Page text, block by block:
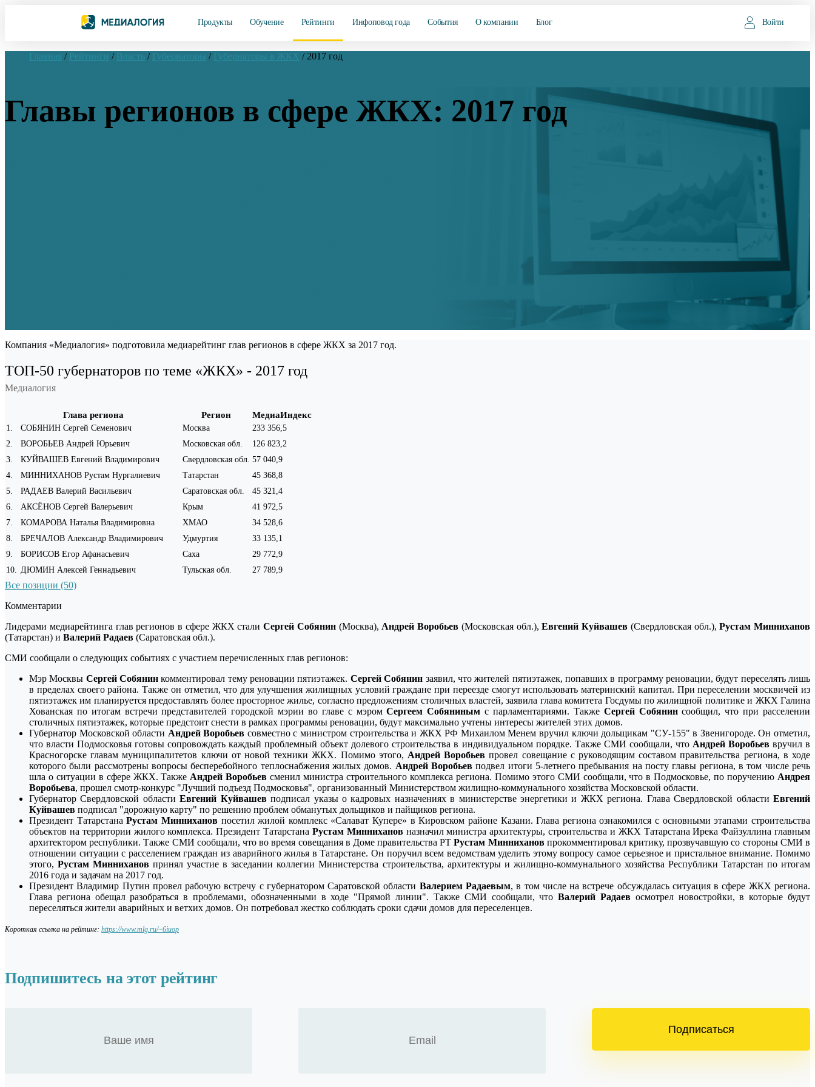
Продукты Обучение Рейтинги Инфоповод года События О компании Блог Войти
Главная / Рейтинги / Власть / Губернаторы / Губернаторы в ЖКХ / 2017 год
Главы регионов в сфере ЖКХ: 2017 год
Компания «Медиалогия» подготовила медиарейтинг глав регионов в сфере ЖКХ за 2017 год.
ТОП-50 губернаторов по теме «ЖКХ» - 2017 год
Медиалогия
Глава региона Регион МедиаИндекс
1 СОБЯНИН Сергей Семенович Москва
233 356,5
2
ВОРОБЬЕВ Андрей Юрьевич Московская обл.
126 823,2
3
КУЙВАШЕВ Евгений Владимирович Свердловская обл. 57 040,9
4
МИННИХАНОВ Рустам Нургалиевич Татарстан
45 368,8
5
РАДАЕВ Валерий Васильевич Саратовская обл.
45 321,4
6
АКСЁНОВ Сергей Валерьевич Крым
41 972,5
7
КОМАРОВА Наталья Владимировна ХМАО
34 528,6
8
БРЕЧАЛОВ Александр Владимирович Удмуртия
33 135,1
9
БОРИСОВ Егор Афанасьевич Саха
29 772,9
10
ДЮМИН Алексей Геннадьевич Тульская обл. 27 789,9
Все позиции (50)
Комментарии
Лидерами медиарейтинга глав регионов в сфере ЖКХ стали Сергей Собянин(Москва), Андрей Воробьев (Московская обл.),Евгений Куйвашев (Свердловская обл.),Рустам Минниханов
(Татарстан) и Валерий Радаев (Саратовская обл.).
СМИ сообщали о следующих событиях с участием перечисленных глав регионов:
Мэр Москвы Сергей Собянин комментировал тему реновации пятиэтажек. Сергей Собянин заявил, что жителей пятиэтажек, попавших в программу реновации, будут переселять лишь
в пределах своего района. Также он отметил, что для улучшения жилищных условий граждане при переезде смогут использовать материнский капитал. При переселении москвичей из
пятиэтажек им планируется предоставлять более просторное жилье, согласно предложениям столичных властей, заявила глава комитета Госдумы по жилищной политике и ЖКХ Галина
Хованская по итогам встречи представителей городской мэрии во главе с мэромСергеем Собяниным с парламентариями. Также Сергей Собянинсообщил, что при расселении
столичных пятиэтажек, которые предстоит снести в рамках программы реновации, будут максимально учтены интересы жителей этих домов.
Губернатор Московской области Андрей Воробьев совместно с министром строительства и ЖКХ РФ Михаилом Менем вручил ключи дольщикам "СУ-155" в Звенигороде. Он отметил,
что власти Подмосковья готовы сопровождать каждый проблемный объект долевого строительства в индивидуальном порядке. Также СМИ сообщали, что Андрей Воробьеввручил в
Красногорске главам муниципалитетов ключи от новой техники ЖКХ. Помимо этого, Андрей Воробьев провел совещание с руководящим составом правительства региона, в ходе
которого были рассмотрены вопросы бесперебойного теплоснабжения жилых домов. Андрей Воробьев подвел итоги 5-летнего пребывания на посту главы региона, в том числе речь
шла о ситуации в сфере ЖКХ. Также Андрей Воробьев сменил министра строительного комплекса региона. Помимо этого СМИ сообщали, что в Подмосковье, по поручению Андрея
Воробьева, прошел смотр-конкурс "Лучший подъезд Подмосковья", организованный Министерством жилищно-коммунального хозяйства Московской области.
Губернатор Свердловской областиЕвгений Куйвашевподписал указы о кадровых назначениях в министерстве энергетики и ЖКХ региона. Глава Свердловской областиЕвгений
Куйвашев подписал "дорожную карту" по решению проблем обманутых дольщиков и пайщиков региона.
Президент ТатарстанаРустам Миннихановпосетил жилой комплекс «Салават Купере» в Кировском районе Казани. Глава региона ознакомился с основными этапами строительства
объектов на территории жилого комплекса. Президент Татарстана Рустам Миннихановназначил министра архитектуры, строительства и ЖКХ Татарстана Ирека Файзуллина главным
архитектором республики. Также СМИ сообщали, что во время совещания в Доме правительства РТРустам Миннихановпрокомментировал критику, прозвучавшую со стороны СМИ в
отношении ситуации с расселением граждан из аварийного жилья в Татарстане. Он поручил всем ведомствам уделить этому вопросу самое серьезное и пристальное внимание. Помимо
этого,Рустам Минниханов принял участие в заседании коллегии Министерства строительства, архитектуры и жилищно-коммунального хозяйства Республики Татарстан по итогам
2016 года и задачам на 2017 год.
Президент Владимир Путин провел рабочую встречу с губернатором Саратовской области Валерием Радаевым, в том числе на встрече обсуждалась ситуация в сфере ЖКХ региона.
Глава региона обещал разобраться в проблемами, обозначенными в ходе "Прямой линии". Также СМИ сообщали, чтоВалерий Радаевосмотрел новостройки, в которые будут
переселяться жители аварийных и ветхих домов. Он потребовал жестко соблюдать сроки сдачи домов для переселенцев.
Короткая ссылка на рейтинг: https://www.mlg.ru/~6iuop
Подпишитесь на этот рейтинг